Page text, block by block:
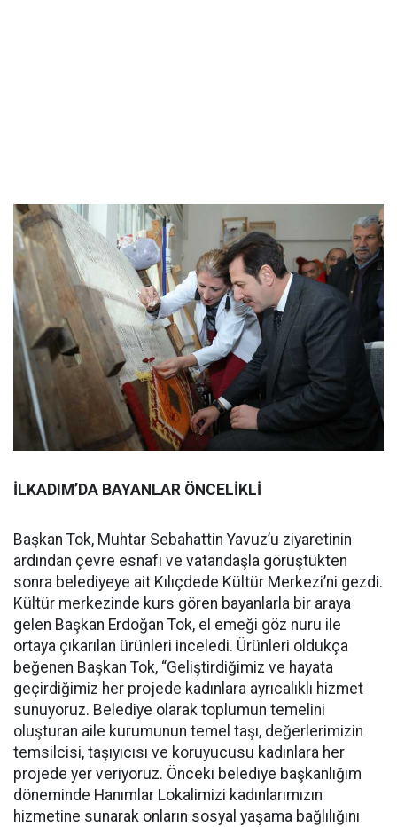
İLKADIM’DA BAYANLAR ÖNCELİKLİ
Başkan Tok, Muhtar Sebahattin Yavuz’u ziyaretinin
ardından çevre esnafı ve vatandaşla görüştükten
sonra belediyeye ait Kılıçdede Kültür Merkezi’ni gezdi.
Kültür merkezinde kurs gören bayanlarla bir araya
gelen Başkan Erdoğan Tok, el emeği göz nuru ile
ortaya çıkarılan ürünleri inceledi. Ürünleri oldukça
beğenen Başkan Tok, “Geliştirdiğimiz ve hayata
geçirdiğimiz her projede kadınlara ayrıcalıklı hizmet
sunuyoruz. Belediye olarak toplumun temelini
oluşturan aile kurumunun temel taşı, değerlerimizin
temsilcisi, taşıyıcısı ve koruyucusu kadınlara her
projede yer veriyoruz. Önceki belediye başkanlığım
döneminde Hanımlar Lokalimizi kadınlarımızın
hizmetine sunarak onların sosyal yaşama bağlılığını